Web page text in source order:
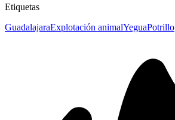
Etiquetas
GuadalajaraExplotación animalYeguaPotrillo